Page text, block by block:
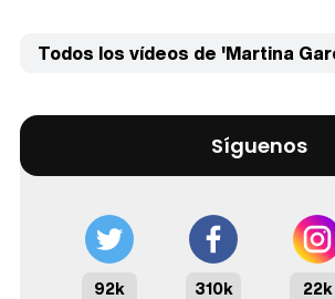
Todos los vídeos de 'Martina
Síguenos
92k 310k 22k